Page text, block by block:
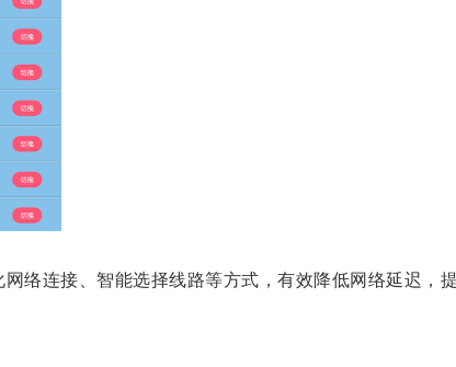
连接、智能选择线路等方式，有效降低网络延迟，